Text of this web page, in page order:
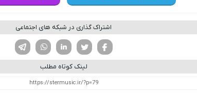
اشتراک گذاری در شبکه های اجتماعی
لینکدین تویتر
فیسوک
لینک کوتاه مطلب